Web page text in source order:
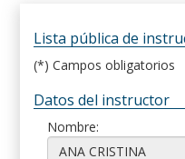
Lista pública de
(*) Campos obligatorios
Datos del instructor
Nombre: